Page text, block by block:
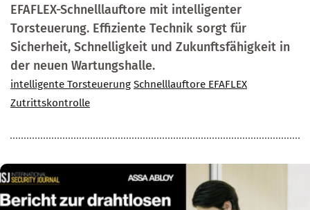
EFAFLEX-Schnelllauftore mit intelligenter
Torsteuerung. Effiziente Technik sorgt für
Sicherheit, Schnelligkeit und Zukunftsfähigkeit in
der neuen Wartungshalle.
intelligente Torsteuerung Schnelllauftore EFAFLEX
Zutrittskontrolle